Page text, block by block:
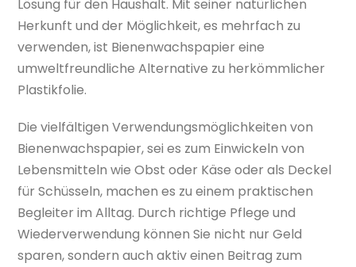
Lösung für den Haushalt. Mit seiner natürlichen
Herkunft und der Möglichkeit, es mehrfach zu
verwenden, ist Bienenwachspapier eine
umweltfreundliche Alternative zu herkömmlicher
Plastikfolie.
Die vielfältigen Verwendungsmöglichkeiten von
Bienenwachspapier, sei es zum Einwickeln von
Lebensmitteln wie Obst oder Käse oder als Deckel
für Schüsseln, machen es zu einem praktischen
Begleiter im Alltag. Durch richtige Pflege und
Wiederverwendung können Sie nicht nur Geld
sparen, sondern auch aktiv einen Beitrag zum